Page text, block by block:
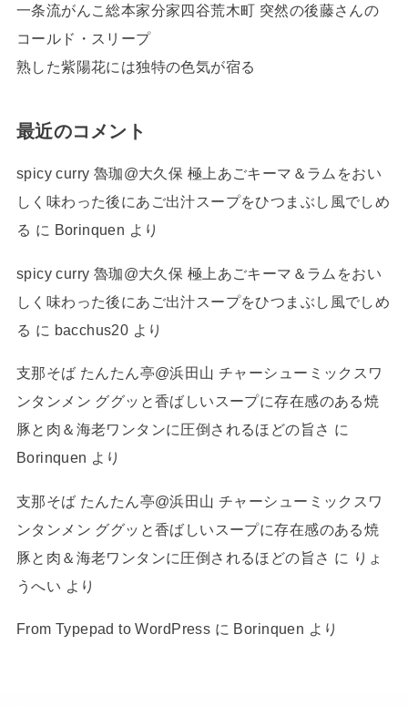
一条流がんこ総本家分家四谷荒木町 突然の後藤さんの
コールド・スリープ
熟した紫陽花には独特の色気が宿る
最近のコメント
spicy curry 魯珈@大久保 極上あごキーマ＆ラムをおい
しく味わった後にあご出汁スープをひつまぶし風でしめ
る に Borinquen より
spicy curry 魯珈@大久保 極上あごキーマ＆ラムをおい
しく味わった後にあご出汁スープをひつまぶし風でしめ
る に bacchus20 より
支那そば たんたん亭@浜田山 チャーシューミックスワ
ンタンメン ググッと香ばしいスープに存在感のある焼
豚と肉＆海老ワンタンに圧倒されるほどの旨さ に
Borinquen より
支那そば たんたん亭@浜田山 チャーシューミックスワ
ンタンメン ググッと香ばしいスープに存在感のある焼
豚と肉＆海老ワンタンに圧倒されるほどの旨さ に りょ
うへい より
From Typepad to WordPress に Borinquen より